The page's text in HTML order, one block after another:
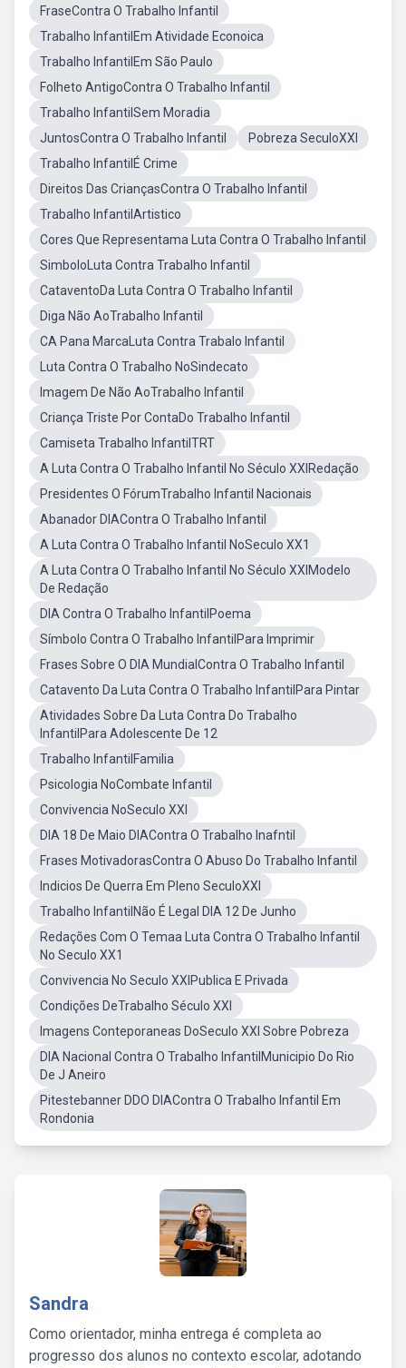
FraseContra O Trabalho Infantil
Trabalho InfantilEm Atividade Econoica
Trabalho InfantilEm São Paulo
Folheto AntigoContra O Trabalho Infantil
Trabalho InfantilSem Moradia
JuntosContra O Trabalho Infantil
Pobreza SeculoXXI
Trabalho InfantilÉ Crime
Direitos Das CriançasContra O Trabalho Infantil
Trabalho InfantilArtistico
Cores Que Representama Luta Contra O Trabalho Infantil
SimboloLuta Contra Trabalho Infantil
CataventoDa Luta Contra O Trabalho Infantil
Diga Não AoTrabalho Infantil
CA Pana MarcaLuta Contra Trabalo Infantil
Luta Contra O Trabalho NoSindecato
Imagem De Não AoTrabalho Infantil
Criança Triste Por ContaDo Trabalho Infantil
Camiseta Trabalho InfantilTRT
A Luta Contra O Trabalho Infantil No Século XXIRedação
Presidentes O FórumTrabalho Infantil Nacionais
Abanador DIAContra O Trabalho Infantil
A Luta Contra O Trabalho Infantil NoSeculo XX1
A Luta Contra O Trabalho Infantil No Século XXIModelo
De Redação
DIA Contra O Trabalho InfantilPoema
Símbolo Contra O Trabalho InfantilPara Imprimir
Frases Sobre O DIA MundialContra O Trabalho Infantil
Catavento Da Luta Contra O Trabalho InfantilPara Pintar
Atividades Sobre Da Luta Contra Do Trabalho
InfantilPara Adolescente De 12
Trabalho InfantilFamilia
Psicologia NoCombate Infantil
Convivencia NoSeculo XXI
DIA 18 De Maio DIAContra O Trabalho Inafntil
Frases MotivadorasContra O Abuso Do Trabalho Infantil
Indicios De Querra Em Pleno SeculoXXI
Trabalho InfantilNão É Legal DIA 12 De Junho
Redações Com O Temaa Luta Contra O Trabalho Infantil
No Seculo XX1
Convivencia No Seculo XXIPublica E Privada
Condições DeTrabalho Século XXI
Imagens Conteporaneas DoSeculo XXI Sobre Pobreza
DIA Nacional Contra O Trabalho InfantilMunicipio Do Rio
De J Aneiro
Pitestebanner DDO DIAContra O Trabalho Infantil Em
Rondonia
Sandra
Como orientador, minha entrega é completa ao
progresso dos alunos no contexto escolar, adotando